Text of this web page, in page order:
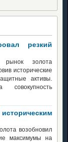
резкий
золота
исторические
активы.
возобновил
максимумы на